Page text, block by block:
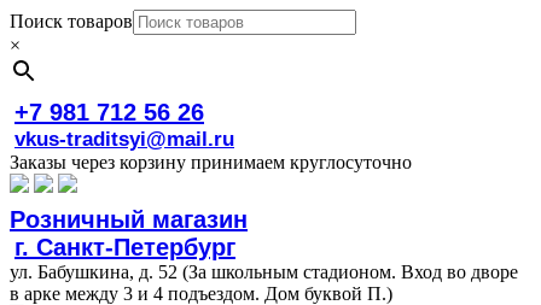
Поиск товаров
×
+7 981 712 56 26
vkus-traditsyi@mail.ru
Заказы через корзину принимаем круглосуточно
Розничный магазин
г. Санкт-Петербург
ул. Бабушкина, д. 52 (За школьным стадионом. Вход во дворе
в арке между 3 и 4 подъездом. Дом буквой П.)